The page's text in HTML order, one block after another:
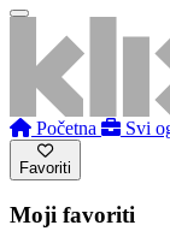
Početna Svi
Favoriti
Moji favoriti